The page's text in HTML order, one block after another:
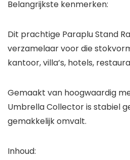
Belangrijkste kenmerken:
Dit prachtige Paraplu Stand
verzamelaar voor die
kantoor, villa’s, hotels,
Gemaakt van hoogwaardig
Umbrella Collector is stabiel
gemakkelijk omvalt.
Inhoud: